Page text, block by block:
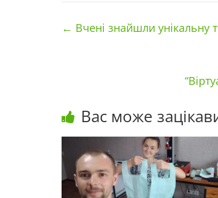
← Вчені знайшли унікальну
Вас може